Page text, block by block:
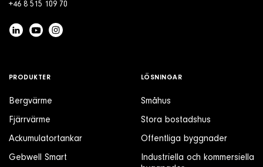
+46 8 515 109 70
PRODUKTER
Bergvärme
Fjärrvärme
Ackumulatortankar
Gebwell Smart
LÖSNINGAR
Småhus
Stora bostadshus
Offentliga byggnader
Industriella och kommersiella